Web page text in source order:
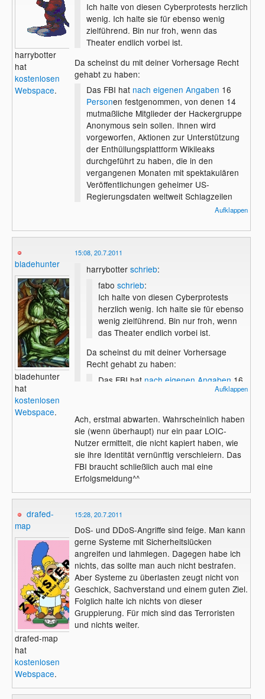
harrybotter
hat
kostenlosen
Webspace.
Ich halte von diesen Cyberprotests herzlich
wenig. Ich halte sie für ebenso wenig
zielführend. Bin nur froh, wenn das
Theater endlich vorbei ist.
Da scheinst du mit deiner Vorhersage Recht
gehabt zu haben:
Das FBI hat nach eigenen Angaben 16
Personen festgenommen, von denen 14
mutmaßliche Mitglieder der Hackergruppe
Anonymous sein sollen. Ihnen wird
vorgeworfen, Aktionen zur Unterstützung
der Enthüllungsplattform Wikileaks
durchgeführt zu haben, die in den
vergangenen Monaten mit spektakulären
Veröffentlichungen geheimer US-
Regierungsdaten weltweit Schlagzeilen
http://www.heise.de/newsticker/meldung/FBI-
Mitglieder-fest-1282274.html
Aufklappen
bladehunter
bladehunter
hat
kostenlosen
Webspace.
15:08, 20.7.2011
harrybotter schrieb:
fabo schrieb:
Ich halte von diesen Cyberprotests
herzlich wenig. Ich halte sie für ebenso
wenig zielführend. Bin nur froh, wenn
das Theater endlich vorbei ist.
Da scheinst du mit deiner Vorhersage
Recht gehabt zu haben:
Das FBI hat nach eigenen Angaben 16
Personen festgenommen, von denen 14
Hackergruppe Anonymous sein sollen.
Aufklappen
Ach, erstmal abwarten. Wahrscheinlich haben
sie (wenn überhaupt) nur ein paar LOIC-
Nutzer ermittelt, die nicht kapiert haben, wie
sie ihre Identität vernünftig verschleiern. Das
FBI braucht schließlich auch mal eine
Erfolgsmeldung^^
drafed-
map
drafed-map
hat
kostenlosen
Webspace.
15:28, 20.7.2011
DoS- und DDoS-Angriffe sind feige. Man kann
gerne Systeme mit Sicherheitslücken
angreifen und lahmlegen. Dagegen habe ich
nichts, das sollte man auch nicht bestrafen.
Aber Systeme zu überlasten zeugt nicht von
Geschick, Sachverstand und einem guten Ziel.
Folglich halte ich nichts von dieser
Gruppierung. Für mich sind das Terroristen
und nichts weiter.